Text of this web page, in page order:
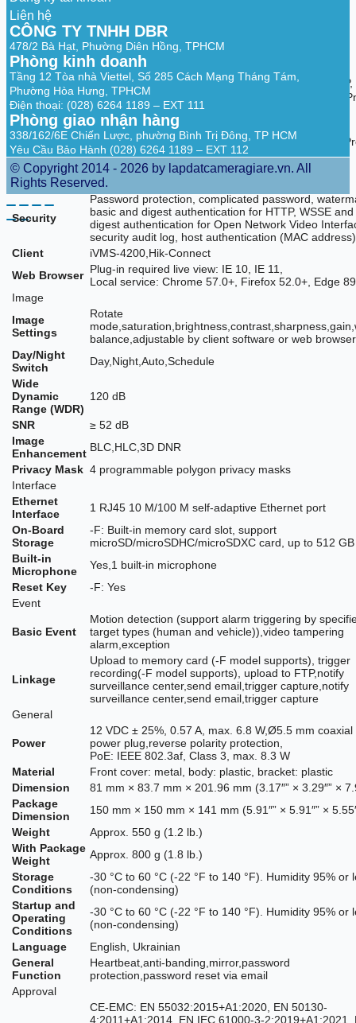
Rate
Environment
Noise
Filtering
Yes
Network
Protocols
IPv4，IPv6，TCP/IP, ICMP, DHCP, DNS, HTTP, RTP,
RTSP, RTCP, NTP, IGMP, UDP, QoS, FTP, SMTP,
Simultaneous
Live View
Up to 6 channels
API
Open Network Video Interface (Profile S, Profile T,
G (only -F model supports)),ISAPI,SDK
User/Host
Up to 32 users
3 user levels: administrator, operator, and user
Security
Password protection, complicated password,
basic and digest authentication for HTTP, WSSE and
digest authentication for Open Network Video
security audit log, host authentication (MAC address)
Client
iVMS-4200,Hik-Connect
Web Browser Plug-in required live view: IE 10, IE 11,
Local service: Chrome 57.0+, Firefox 52.0+, Edge
Image
Image
Settings
Rotate
balance,adjustable by client software or web browser
Day/Night
Switch
Day,Night,Auto,Schedule
Wide
Dynamic
Range (WDR)
120 dB
SNR
≥ 52 dB
Image
Enhancement BLC,HLC,3D DNR
Privacy Mask 4 programmable polygon privacy masks
Interface
Ethernet
Interface
1 RJ45 10 M/100 M self-adaptive Ethernet port
On-Board
Storage
-F: Built-in memory card slot, support
microSD/microSDHC/microSDXC card, up to 512 GB
Built-in
Microphone
Yes,1 built-in microphone
Reset Key
-F: Yes
Event
Basic Event
Motion detection (support alarm triggering by
target types (human and vehicle)),video tampering
alarm,exception
Linkage
Upload to memory card (-F model supports), trigger
recording(-F model supports), upload to FTP,notify
surveillance center,send email,trigger capture,notify
surveillance center,send email,trigger capture
General
Power
12 VDC ± 25%, 0.57 A, max. 6.8 W,Ø5.5 mm coaxial
power plug,reverse polarity protection,
PoE: IEEE 802.3af, Class 3, max. 8.3 W
Material
Front cover: metal, body: plastic, bracket: plastic
Dimension
81 mm × 83.7 mm × 201.96 mm (3.17″” × 3.29″” ×
Package
Dimension
150 mm × 150 mm × 141 mm (5.91″” × 5.91″” ×
Weight
Approx. 550 g (1.2 lb.)
With Package
Weight
Approx. 800 g (1.8 lb.)
Storage
Conditions
-30 °C to 60 °C (-22 °F to 140 °F). Humidity 95% or
(non-condensing)
Startup and
Operating
Conditions
-30 °C to 60 °C (-22 °F to 140 °F). Humidity 95% or
(non-condensing)
Language
English, Ukrainian
General
Function
Heartbeat,anti-banding,mirror,password
protection,password reset via email
Approval
CE-EMC: EN 55032:2015+A1:2020, EN 50130-
4:2011+A1:2014, EN IEC 61000-3-2:2019+A1:2021,
Liên hệ
CÔNG TY TNHH DBR
478/2 Bà Hạt, Phường Diên Hồng, TPHCM
Phòng kinh doanh
Tầng 12 Tòa nhà Viettel, Số 285 Cách Mạng Tháng Tám,
Phường Hòa Hưng, TPHCM
Điện thoại: (028) 6264 1189 – EXT 111
Phòng giao nhận hàng
338/162/6E Chiến Lược, phường Bình Trị Đông, TP HCM
Yêu Cầu Bảo Hành (028) 6264 1189 – EXT 112
© Copyright 2014 - 2026 by lapdatcameragiare.vn. All
Rights Reserved.